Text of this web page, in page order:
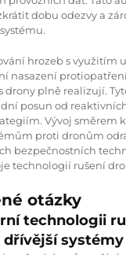
dobu odezvy a
hrozeb s využitím
nasazení
drony plně realizují.
posun od
Vývoj směrem
proti dronům
bezpečnostních
technologií rušení
otázky
technologii
dřívější systémy